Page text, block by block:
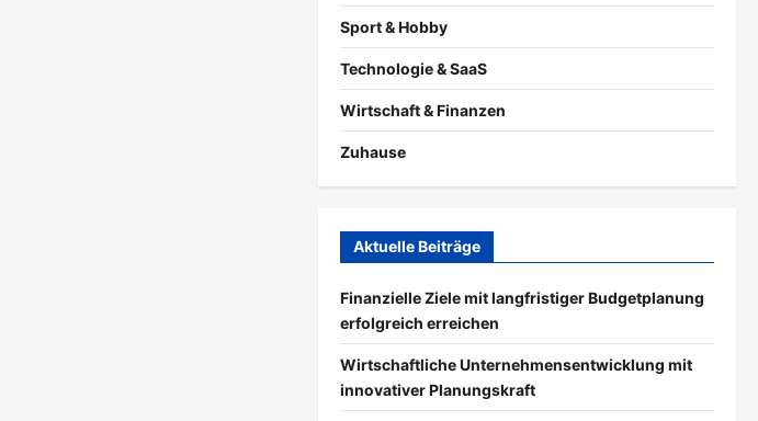
Sport & Hobby
Technologie & SaaS
Wirtschaft & Finanzen
Zuhause
Aktuelle Beiträge
Finanzielle Ziele mit langfristiger Budgetplanung
erfolgreich erreichen
Wirtschaftliche Unternehmensentwicklung mit
innovativer Planungskraft